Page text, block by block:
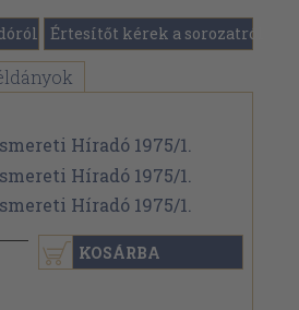
Értesítőt kérek a sorozatról
KOSÁRBA